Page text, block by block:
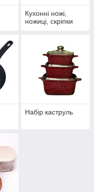
Кухонні ножі,
ножиці, скріпки
Набір каструль